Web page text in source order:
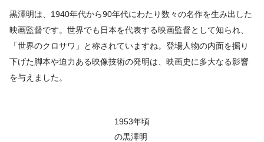
黒澤明は、1940年代から90年代にわたり数々の名作を生み出した
映画監督です。世界でも日本を代表する映画監督として知られ、
「世界のクロサワ」と称されていますね。登場人物の内面を掘り
下げた脚本や迫力ある映像技術の発明は、映画史に多大なる影響
を与えました。
1953年頃
の黒澤明